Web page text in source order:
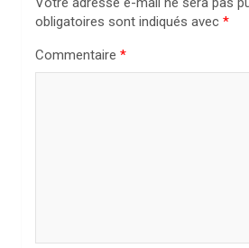
obligatoires sont indiqués avec *
Commentaire *